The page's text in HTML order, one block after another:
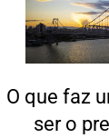
O que faz
ser o